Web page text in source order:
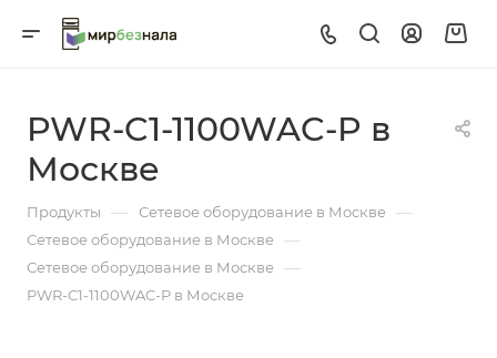
PWR-C1-1100WAC-P в
Москве
Продукты — Сетевое оборудование в Москве —
Сетевое оборудование в Москве —
Сетевое оборудование в Москве —
PWR-C1-1100WAC-P в Москве